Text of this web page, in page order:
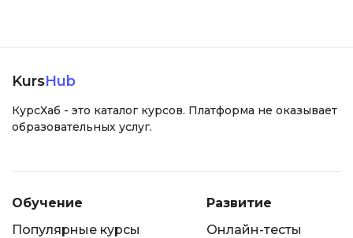
KursHub
КурсХаб - это каталог курсов. Платформа не оказывает
образовательных услуг.
Обучение
Популярные курсы
Развитие
Онлайн-тесты